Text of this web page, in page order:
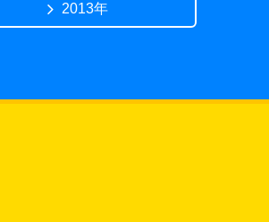
2013年